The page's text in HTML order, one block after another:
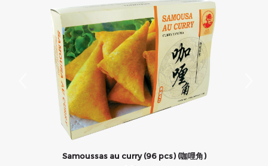
Samoussas au curry (96 pcs) (咖哩角)